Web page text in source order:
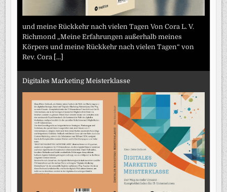
und meine Rückkehr nach vielen Tagen Von Cora L. V.
Richmond „Meine Erfahrungen außerhalb meines
Körpers und meine Rückkehr nach vielen Tagen“ von
Rev. Cora [...]
Digitales Marketing Meisterklasse